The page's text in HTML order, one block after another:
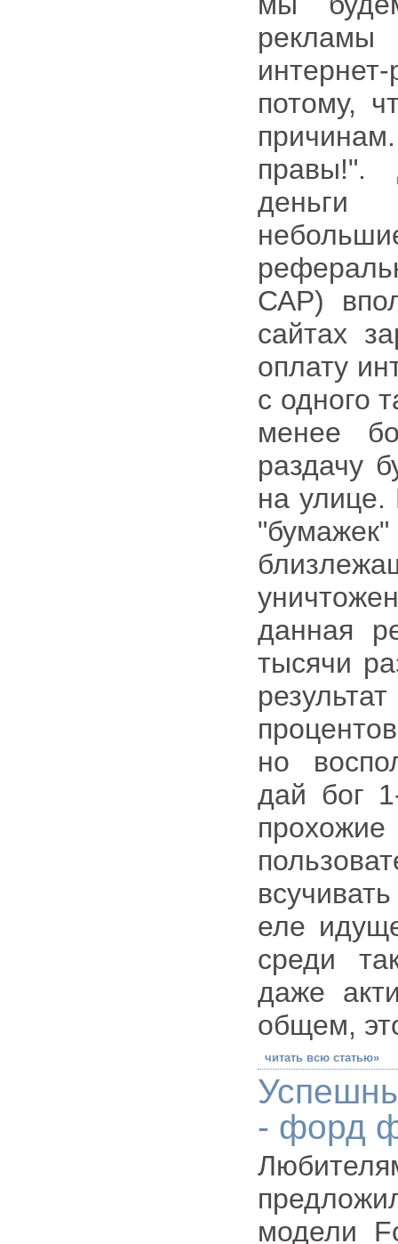
рекламы
потому,
правы!".
деньги
САР)
сайтах
оплату
с одного
менее
раздачу
на улице.
данная
тысячи
но
дай бог
еле
среди
даже
общем,
читать всю статью»
- форд
модели